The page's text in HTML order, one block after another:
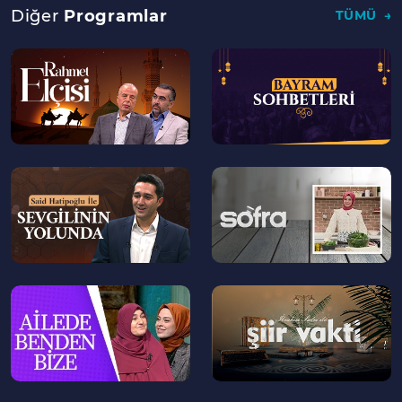
01:30:00"Arapça öğrenmede hafızlığımın
Diğer Programlar TÜMÜ
--
--
>
--
--
>
--
>
--
>